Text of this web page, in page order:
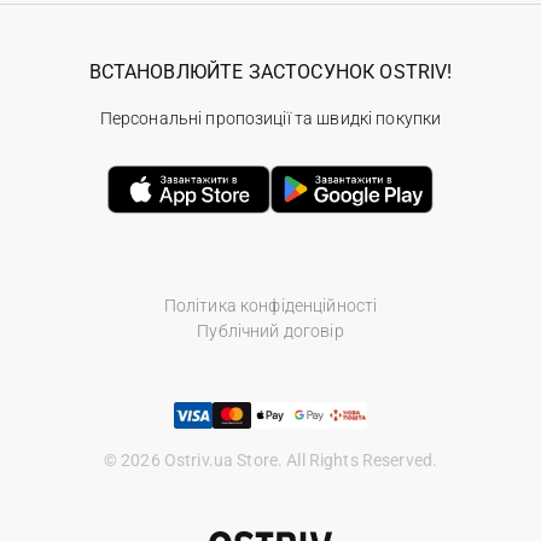
Політика конфіденційності
Публічний договір
© 2026 Ostriv.ua Store. All Rights Reserved.
ВСТАНОВЛЮЙТЕ ЗАСТОСУНОК OSTRIV!
Персональні пропозиції та швидкі покупки